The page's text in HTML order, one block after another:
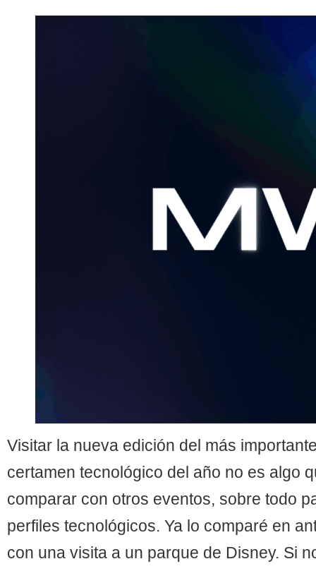
Visitar la nueva edición del más
certamen tecnológico del año no es algo
comparar con otros eventos, sobre todo
perfiles tecnológicos. Ya lo comparé en
con una visita a un parque de Disney. Si